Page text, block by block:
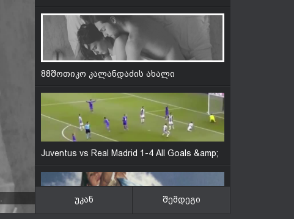
88შოთიკო კალანდაძის ახალი
Juventus vs Real Madrid 1-4 All Goals &amp;
უკან შემდეგი